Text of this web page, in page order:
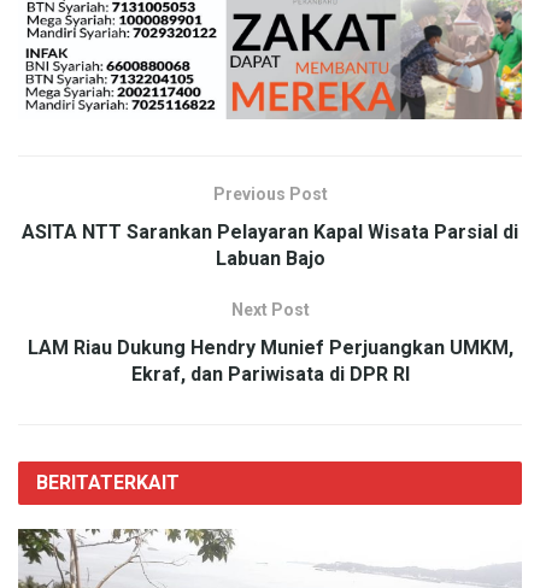
Previous Post
ASITA NTT Sarankan Pelayaran Kapal Wisata Parsial di
Labuan Bajo
Next Post
LAM Riau Dukung Hendry Munief Perjuangkan UMKM,
Ekraf, dan Pariwisata di DPR RI
BERITATERKAIT